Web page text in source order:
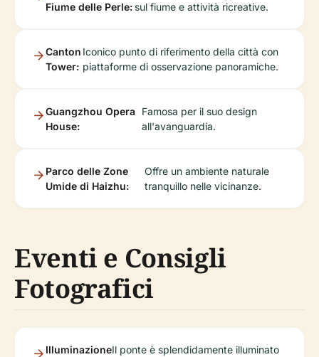
Fiume delle Perle: sul fiume e attività ricreative.
Canton
Tower:
Iconico punto di riferimento della città con
piattaforme di osservazione panoramiche.
Guangzhou Opera
House:
Famosa per il suo design
all'avanguardia.
Parco delle Zone
Umide di Haizhu:
Offre un ambiente naturale
tranquillo nelle vicinanze.
Eventi e Consigli
Fotografici
IlluminazioneIl ponte è splendidamente illuminato